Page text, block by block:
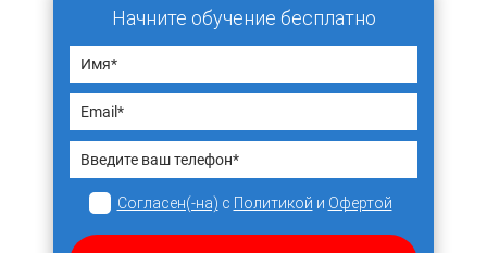
Начните обучение бесплатно
Согласен(-на) с Политикой и Офертой